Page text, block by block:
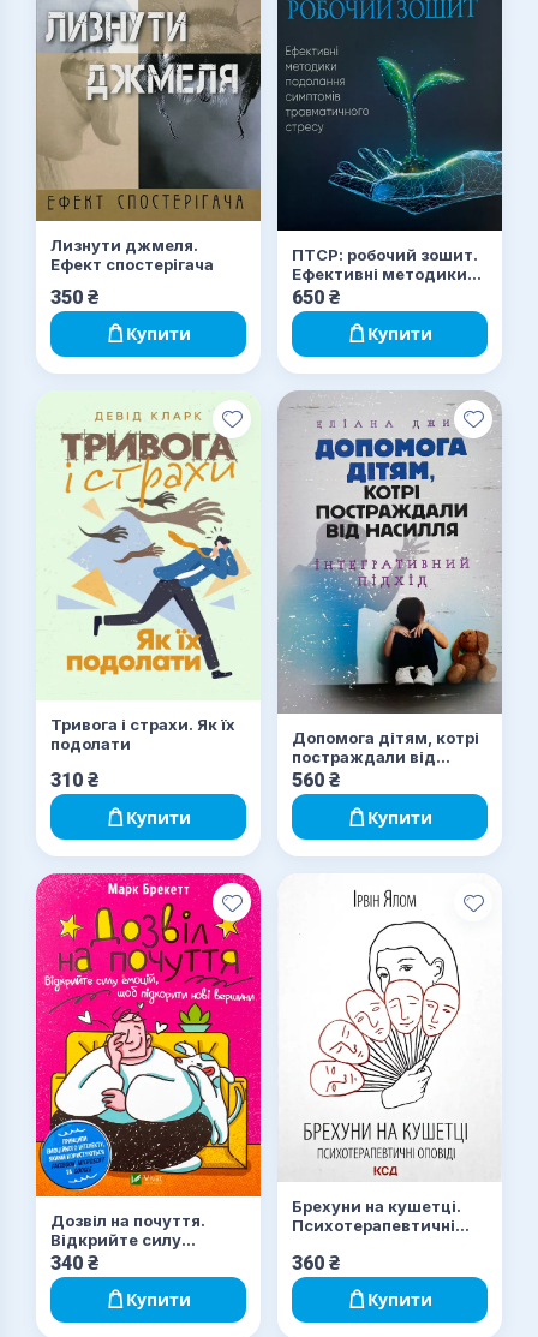
Лизнути джмеля.
Ефект спостерігача
350 ₴
Купити
ПТСР: робочий зошит.
Ефективні методики
подолання симптомів
травматичного стресу
650 ₴
Купити
Тривога і страхи. Як їх
подолати
310 ₴
Купити
Допомога дітям, котрі
постраждали від
насилля
560 ₴
Купити
Дозвіл на почуття.
Відкрийте силу
емоцій, щоб підкорити
нові вершини
340 ₴
Купити
Брехуни на кушетці.
Психотерапевтичні
360 ₴
Купити